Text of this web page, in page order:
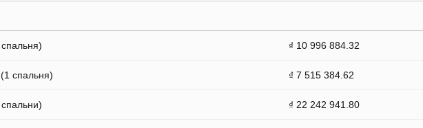
₫ 10 996 884.32
спальня) ₫ 7 515 384.62
₫ 22 242 941.80